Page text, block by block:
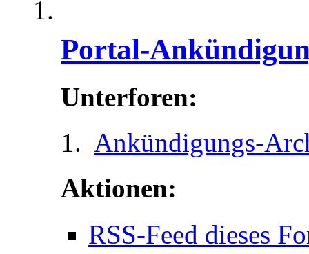
Portal-
Unterforen:
Ankündigungs-
Aktionen:
RSS-Feed dieses